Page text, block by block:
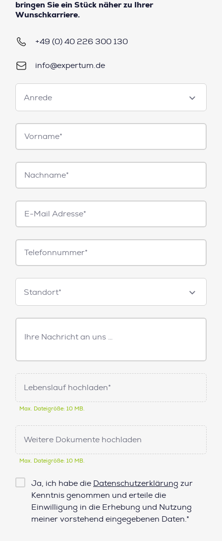
bringen Sie ein Stück näher zu Ihrer
Wunschkarriere.
+49 (0) 40 226 300 130
info@expertum.de
Anrede
Anrede
Vorname*
Nachname*
E-
Mail*
Telefonnummer
Standorte
Standort*
Freitext
Nachricht
Lebenslauf hochladen*
Max. Dateigröße: 10 MB.
Weitere Dokumente hochladen
Max. Dateigröße: 10 MB.
Checkbox
Datenschutz*
Ja, ich habe die Datenschutzerklärung zur
Kenntnis genommen und erteile die
Einwilligung in die Erhebung und Nutzung
meiner vorstehend eingegebenen Daten.*